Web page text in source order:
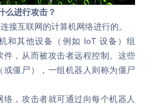
进行攻击？
互联网的计算机网络进行的。
其他设备（例如 IoT 设备）组
件，从而被攻击者远程控制。这些
或僵尸），一组机器人则称为僵尸
，攻击者就可通过向每个机器人